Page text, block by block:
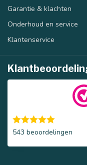
Garantie & klachten
Onderhoud en service
Klantenservice
543 beoordelingen